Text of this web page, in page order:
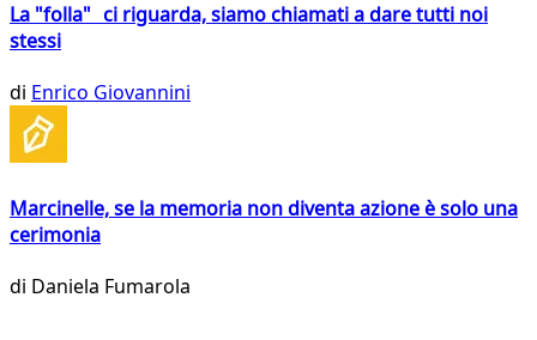
La "folla" ci riguarda, siamo chiamati a dare tutti noi
stessi
di Enrico Giovannini
Marcinelle, se la memoria non diventa azione è solo una
cerimonia
di Daniela Fumarola